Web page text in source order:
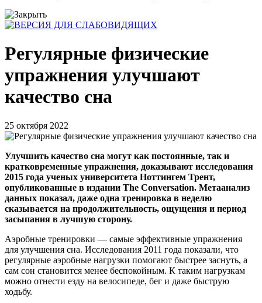
Регулярные физические
упражнения улучшают
качество сна
25 октября 2022
Улучшить качество сна могут как постоянные, так и
кратковременные упражнения, доказывают исследования
2015 года ученых университета Ноттингем Трент,
опубликованные в издании The Conversation. Метаанализ
данных показал, даже одна тренировка в неделю
сказывается на продолжительность, ощущения и период
засыпания в лучшую сторону.
Аэробные тренировки — самые эффективные упражнения
для улучшения сна. Исследования 2011 года показали, что
регулярные аэробные нагрузки помогают быстрее заснуть, а
сам сон становится менее беспокойным. К таким нагрузкам
можно отнести езду на велосипеде, бег и даже быструю
ходьбу.